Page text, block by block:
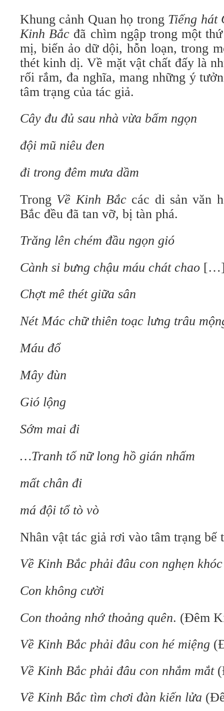
Khung cảnh Quan họ trong Tiếng hát
Kinh Bắc đã chìm ngập trong một
mị, biến ảo dữ dội, hỗn loạn, trong
thét kinh dị. Về mặt vật chất đấy là
rối rắm, đa nghĩa, mang những ý
tâm trạng của tác giả.
Cây đu đủ sau nhà vừa bấm ngọn
đội mũ niêu đen
đi trong đêm mưa dầm
Trong Về Kinh Bắc các di sản văn
Bắc đều đã tan vỡ, bị tàn phá.
Trăng lên chém đầu ngọn gió
Cành si bưng chậu máu chát chao
Chợt mê thét giữa sân
Nét Mác chữ thiên toạc lưng trâu
Máu đổ
Mây đùn
Gió lộng
Sớm mai đi
…Tranh tố nữ long hồ gián nhấm
mất chân đi
má đội tổ tò vò
Nhân vật tác giả rơi vào tâm trạng bế
Về Kinh Bắc phải đâu con nghẹn khóc
Con không cười
Con thoảng nhớ thoảng quên. (Đêm
Về Kinh Bắc phải đâu con hé miệng
Về Kinh Bắc phải đâu con nhắm mắt
Về Kinh Bắc tìm chơi đàn kiến lửa